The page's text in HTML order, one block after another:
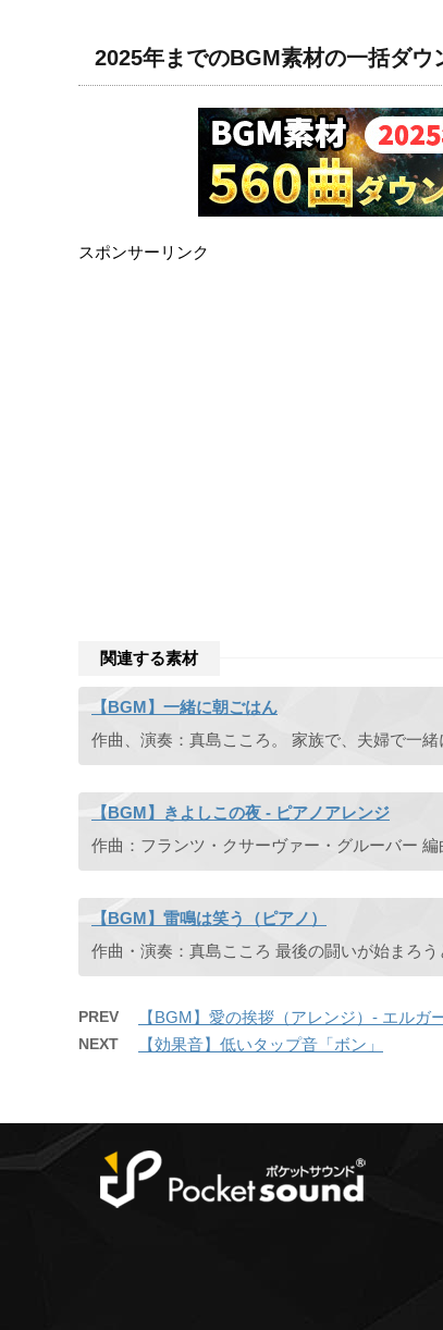
2025年までのBGM素材の一括ダウ
スポンサーリンク
関連する素材
【BGM】一緒に朝ごはん
【BGM】きよしこの夜 - ピアノアレンジ
【BGM】雷鳴は笑う（ピアノ）
PREV 【BGM】愛の挨拶（アレンジ）- エルガ
NEXT 【効果音】低いタップ音「ボン」